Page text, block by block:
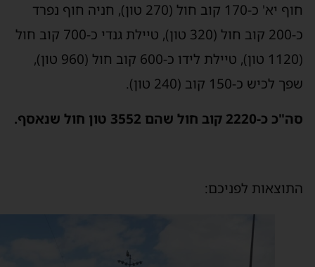
חוף יא' כ-170 קוב חול (270 טון), חניה חוף נפרד
כ-200 קוב חול (320 טון), טיילת גנדי כ-700 קוב חול
(1120 טון), טיילת לידו כ-600 קוב חול (960 טון),
לכיש כ-150 קוב (240 טון).
קוב חול שהם 3552 טון חול שנאסף.
לפניכם: